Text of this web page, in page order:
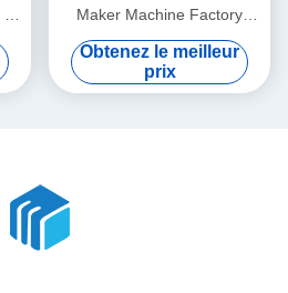
potable/barre
Maker Machine Factory
Restaurant Shop
Obtenez le meilleur
prix